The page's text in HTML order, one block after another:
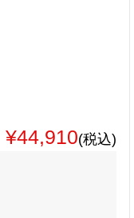
¥44,910(税込)